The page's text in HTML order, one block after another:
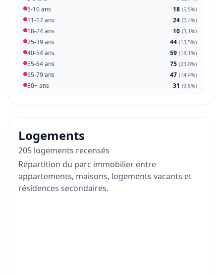
6-10 ans 18 (5,5%)
11-17 ans 24 (7,4%)
18-24 ans 10 (3,1%)
25-39 ans 44 (13,5%)
40-54 ans 59 (18,1%)
55-64 ans 75 (23,0%)
65-79 ans 47 (14,4%)
80+ ans 31 (9,5%)
Logements
205 logements recensés
Répartition du parc immobilier entre
appartements, maisons, logements vacants et
résidences secondaires.